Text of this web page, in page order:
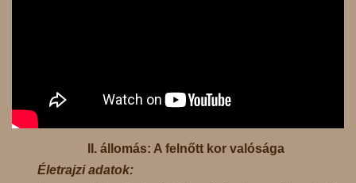
II. állomás: A felnőtt kor valósága
Életrajzi adatok: